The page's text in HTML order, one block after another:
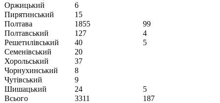
Оржицький
6
Пирятинський
15
Полтава
1855
99
Полтавський
127
4
Решетилівський
40
5
Семенівський
20
Хорольський
37
Чорнухинський
8
Чутівський
9
Шишацький
24
5
Всього
3311 187